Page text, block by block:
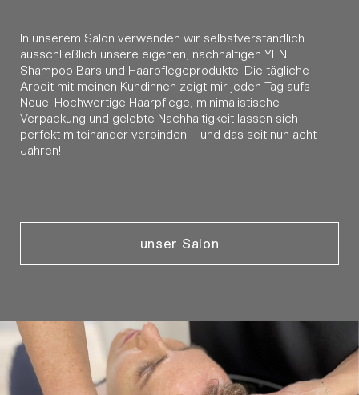
In unserem Salon verwenden wir selbstverständlich
ausschließlich unsere eigenen, nachhaltigen YLN
Shampoo Bars und Haarpflegeprodukte. Die tägliche
Arbeit mit meinen Kundinnen zeigt mir jeden Tag aufs
Neue: Hochwertige Haarpflege, minimalistische
Verpackung und gelebte Nachhaltigkeit lassen sich
perfekt miteinander verbinden – und das seit nun acht
Jahren!
unser Salon